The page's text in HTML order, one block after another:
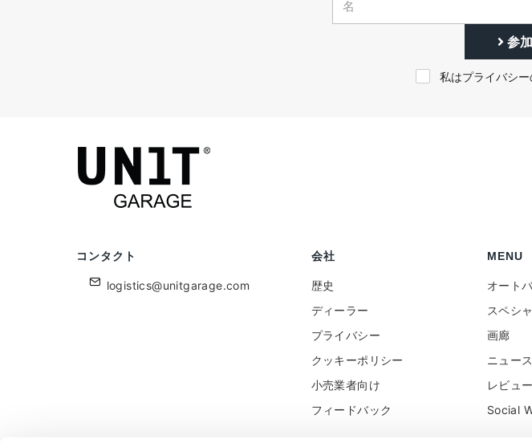
参
私はプライバシ
コンタクト
logistics@unitgarage.com
会社
歴史
ディーラー
プライバシー
クッキーポリシー
小売業者向け
フィードバック
MENU
オート
スペシ
画廊
ニュース
レビュー
Social